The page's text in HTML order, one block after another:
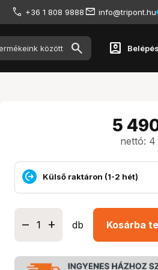
+36 1 808 9888 info@tripont.hu
account_box Belépés
5
nettó: 4
Külső raktáron (1-2 hét)
db Kosárba